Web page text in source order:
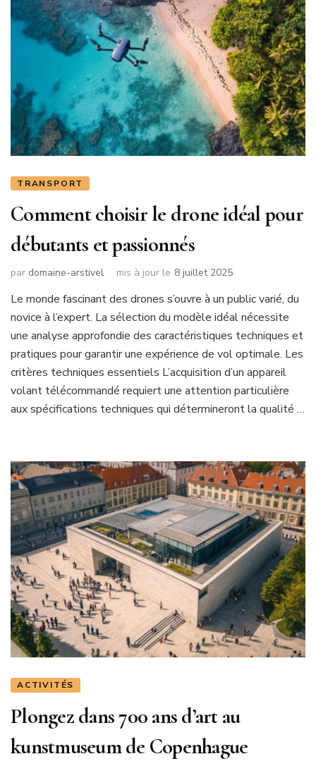
TRANSPORT
Comment choisir le drone idéal pour
débutants et passionnés
par domaine-arstivel mis à jour le 8 juillet 2025
Le monde fascinant des drones s’ouvre à un public varié, du
novice à l’expert. La sélection du modèle idéal nécessite
une analyse approfondie des caractéristiques techniques et
pratiques pour garantir une expérience de vol optimale. Les
critères techniques essentiels L’acquisition d’un appareil
volant télécommandé requiert une attention particulière
aux spécifications techniques qui détermineront la qualité …
ACTIVITÉS
Plongez dans 700 ans d’art au
kunstmuseum de Copenhague